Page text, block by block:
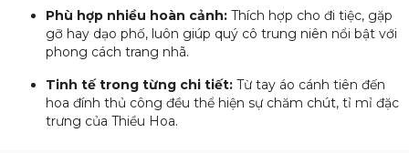
Phù hợp nhiều hoàn cảnh: Thích hợp cho đi tiệc, gặp
gỡ hay dạo phố, luôn giúp quý cô trung niên nổi bật với
phong cách trang nhã.
Tinh tế trong từng chi tiết: Từ tay áo cánh tiên đến
hoa đính thủ công đều thể hiện sự chăm chút, tỉ mỉ đặc
trưng của Thiều Hoa.